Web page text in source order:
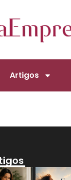
Artigos